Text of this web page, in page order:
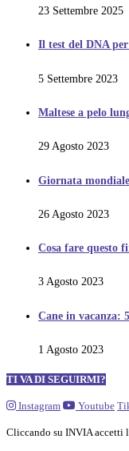
23 Settembre 2025
Il test del DNA
5 Settembre 2023
Maltese a pelo
29 Agosto 2023
Giornata
26 Agosto 2023
Cosa fare questo
3 Agosto 2023
Cane in vacanza:
1 Agosto 2023
TI VA DI SEGUIRMI?
Instagram Youtube
Cliccando su INVIA accetti